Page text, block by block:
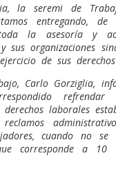
la seremi de
entregando,
la asesoría y
organizaciones
de sus derechos
Carlo Gorziglia,
refrendar
laborales
cuando no
corresponde a 10